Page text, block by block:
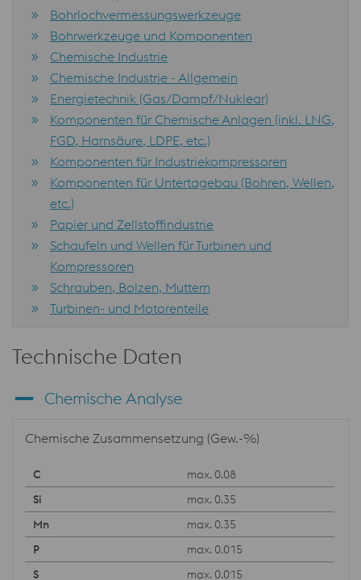
Bohrlochvermessungswerkzeuge
Bohrwerkzeuge und Komponenten
Chemische Industrie
Chemische Industrie - Allgemein
Energietechnik (Gas/Dampf/Nuklear)
Komponenten für Chemische Anlagen (inkl. LNG,
FGD, Harnsäure, LDPE, etc.)
Komponenten für Industriekompressoren
Komponenten für Untertagebau (Bohren, Wellen,
etc.)
Papier und Zellstoffindustrie
Schaufeln und Wellen für Turbinen und
Kompressoren
Schrauben, Bolzen, Muttern
Turbinen- und Motorenteile
Technische Daten
Chemische Analyse
Chemische Zusammensetzung (Gew.-%)
max. 0.08
max. 0.35
max. 0.35
max. 0.015
max. 0.015